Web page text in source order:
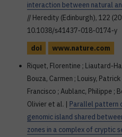
interaction between natural
// Heredity (Edinburgh), 122
10.1038/s41437-018-0174-y
doi
www.nature.com
Riquet, Florentine ; Liautard-
Bouza, Carmen ; Louisy,
Francisco ; Aublanc, Philippe ;
Olivier et al. | Parallel pattern
genomic island shared
zones in a complex of cryptic